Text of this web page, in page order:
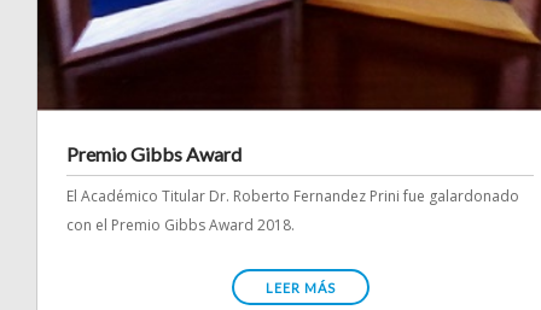
Premio Gibbs Award
El Académico Titular Dr. Roberto Fernandez Prini fue galardonado
con el Premio Gibbs Award 2018.
LEER MÁS